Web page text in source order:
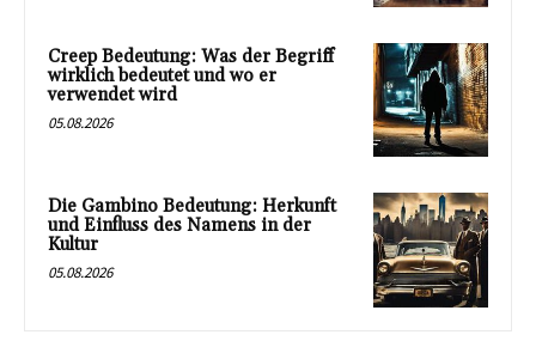
Creep Bedeutung: Was der Begriff
wirklich bedeutet und wo er
verwendet wird
05.08.2026
Die Gambino Bedeutung: Herkunft
und Einfluss des Namens in der
Kultur
05.08.2026